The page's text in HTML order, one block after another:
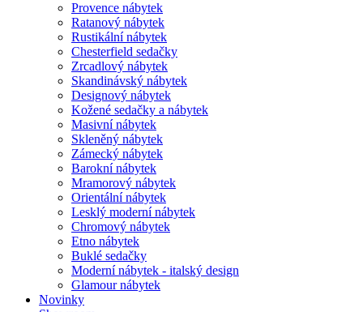
Provence nábytek
Ratanový nábytek
Rustikální nábytek
Chesterfield sedačky
Zrcadlový nábytek
Skandinávský nábytek
Designový nábytek
Kožené sedačky a nábytek
Masivní nábytek
Skleněný nábytek
Zámecký nábytek
Barokní nábytek
Mramorový nábytek
Orientální nábytek
Lesklý moderní nábytek
Chromový nábytek
Etno nábytek
Buklé sedačky
Moderní nábytek - italský design
Glamour nábytek
Novinky